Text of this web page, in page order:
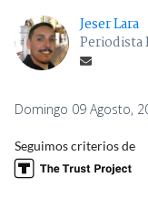
Jeser Lara
Periodista
Domingo 09 Agosto,
Seguimos criterios de